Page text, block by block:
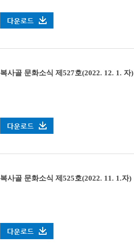
복사골 문화소식 제527호(2022. 12. 1. 자)
복사골 문화소식 제525호(2022. 11. 1.자)